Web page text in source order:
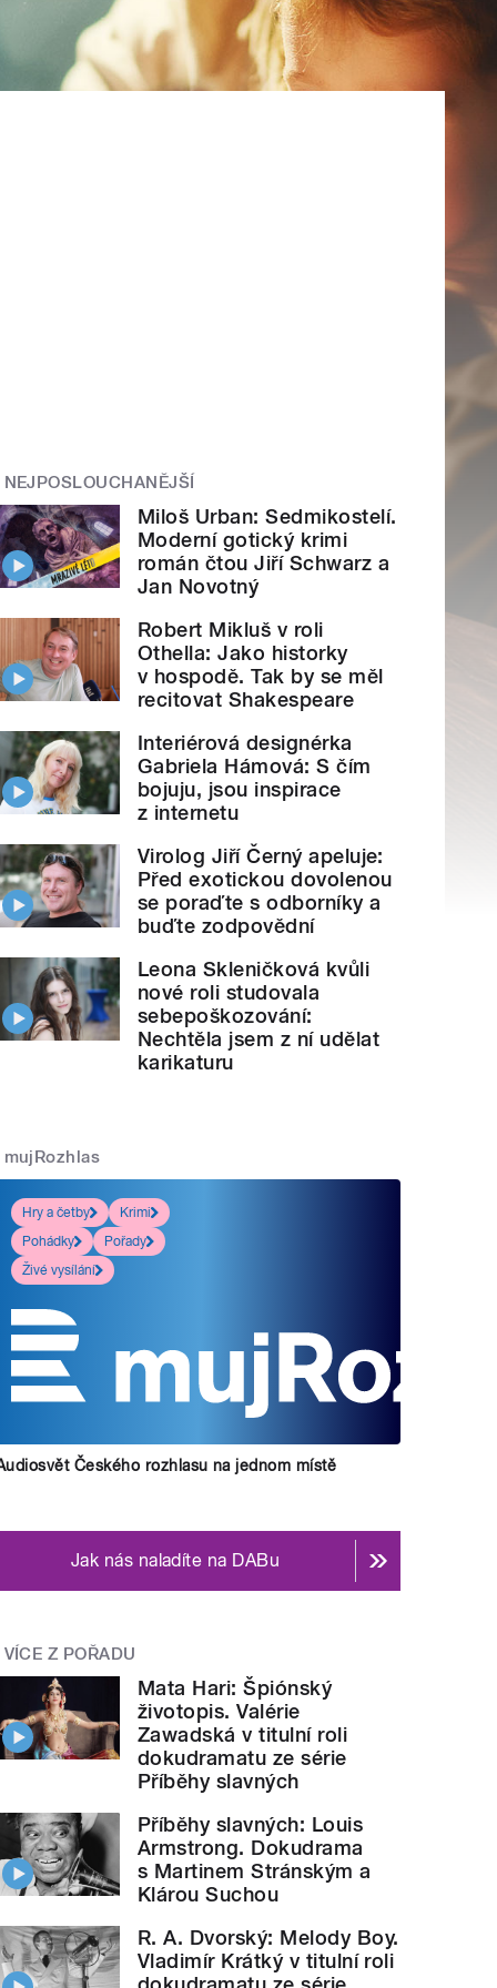
NEJPOSLOUCHANĚJŠÍ
Miloš Urban: Sedmikostelí.
Moderní gotický krimi
román čtou Jiří Schwarz a
Jan Novotný
Robert Mikluš v roli
Othella: Jako historky
v hospodě. Tak by se měl
recitovat Shakespeare
Interiérová designérka
Gabriela Hámová: S čím
bojuju, jsou inspirace
z internetu
Virolog Jiří Černý apeluje:
Před exotickou dovolenou
se poraďte s odborníky a
buďte zodpovědní
Leona Skleničková kvůli
nové roli studovala
sebepoškozování:
Nechtěla jsem z ní udělat
karikaturu
mujRozhlas
Hry a četby
Krimi
Pohádky
Pořady
Živé vysílání
Českého rozhlasu na jednom místě
Jak nás naladíte na DABu
VÍCE Z POŘADU
Mata Hari: Špiónský
životopis. Valérie
Zawadská v titulní roli
dokudramatu ze série
Příběhy slavných
Příběhy slavných: Louis
Armstrong. Dokudrama
s Martinem Stránským a
Klárou Suchou
R. A. Dvorský: Melody Boy.
Vladimír Krátký v titulní roli